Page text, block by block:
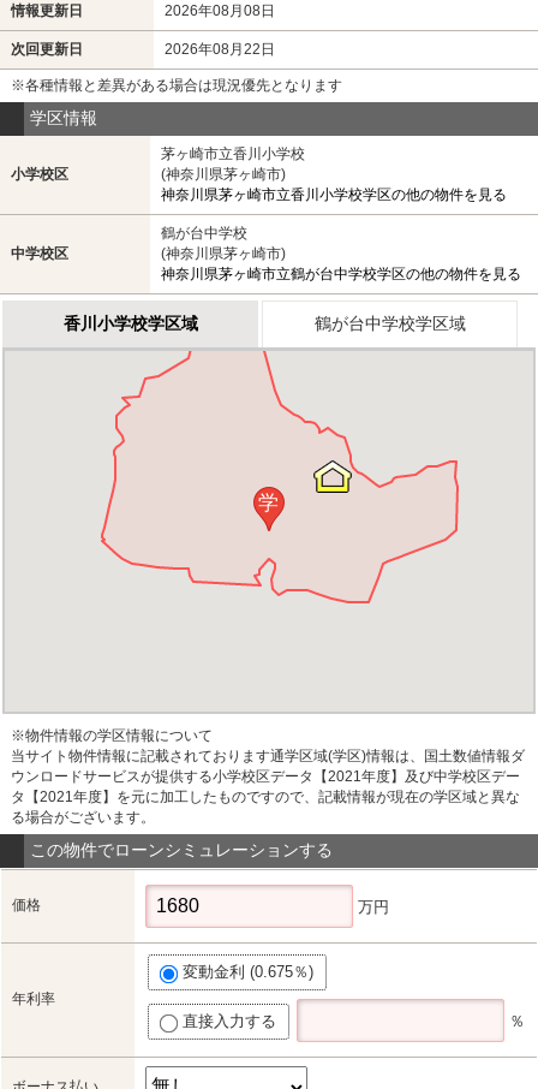
情報更新日 2026年08月08日
次回更新日 2026年08月22日
※各種情報と差異がある場合は現況優先となります
学区情報
小学校区
茅ヶ崎市立香川小学校
(神奈川県茅ヶ崎市)
神奈川県茅ヶ崎市立香川小学校学区の他の物件を見る
中学校区
鶴が台中学校
(神奈川県茅ヶ崎市)
神奈川県茅ヶ崎市立鶴が台中学校学区の他の物件を見る
香川小学校学区域 鶴が台中学校学区域
学
※物件情報の学区情報について
当サイト物件情報に記載されております通学区域(学区)情報は、国土数値情報ダ
ウンロードサービスが提供する小学校区データ【2021年度】及び中学校区デー
タ【2021年度】を元に加工したものですので、記載情報が現在の学区域と異な
る場合がございます。
この物件でローンシミュレーションする
価格 万円
年利率
変動金利 (0.675％)
直接入力する ％